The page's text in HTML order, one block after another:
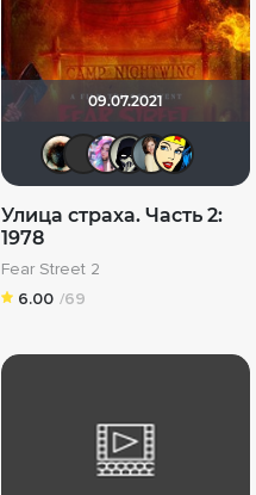
09.07.2021
HaotikYus90
Улица страха. Часть 2:
1978
Fear Street 2
6.00 /69